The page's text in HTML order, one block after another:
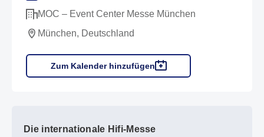
MOC – Event Center Messe München
München, Deutschland
Zum Kalender hinzufügen
Die internationale Hifi-Messe